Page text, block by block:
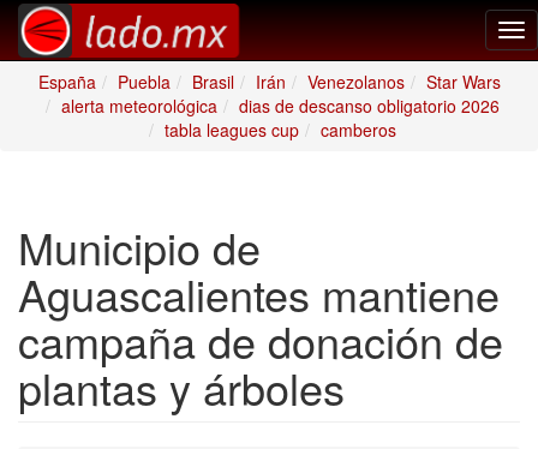
España
Puebla Brasil Irán Venezolanos
Star Wars
alerta meteorológica
dias de descanso obligatorio 2026
tabla leagues cup
camberos
Municipio de
Aguascalientes mantiene
campaña de donación de
plantas y árboles